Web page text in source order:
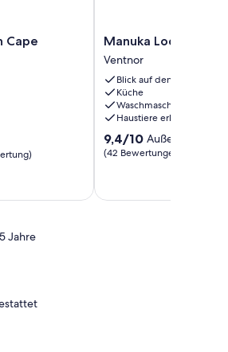
Cape
Manuka
Lodge
Ventnor
Bucht
Ventnor
Manuka Lodge
Ventnor
Blick auf den Ozean
Küche
Waschmaschine
Haustiere erlaubt
9.4
von
9,4/10
(42 Bewertungen)
Jahre